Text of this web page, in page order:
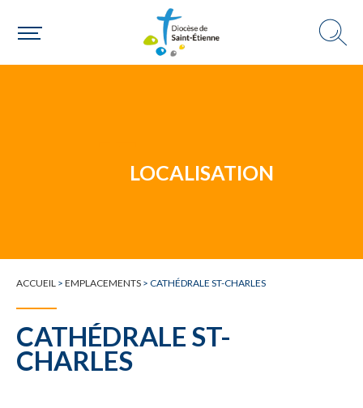
Un mouvement
LOCALISATION
ACCUEIL > EMPLACEMENTS > CATHÉDRALE ST-CHARLES
CATHÉDRALE ST-
CHARLES